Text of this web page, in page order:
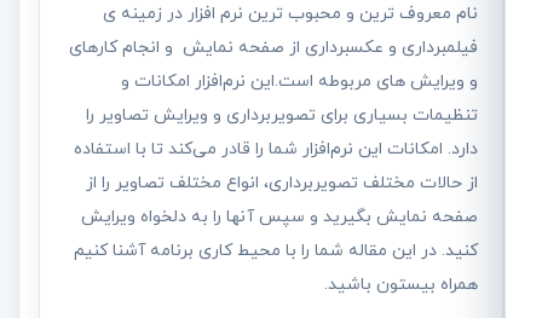
نام معروف ترین و محبوب ترین نرم افزار در زمینه ی
فیلمبرداری و عکسبرداری از صفحه نمایش و انجام كارهای
و ویرایش های مربوطه است.این نرم‌افزار امکانات و
تنظیمات بسیاری برای تصویربرداری و ویرایش تصاویر را
دارد. امکانات این نرم‌افزار شما را قادر می‌کند تا با استفاده
از حالات مختلف تصویربرداری، انواع مختلف تصاویر را از
صفحه نمایش بگیرید و سپس آنها را به دلخواه ویرایش
کنید. در این مقاله شما را با محیط کاری برنامه آشنا کنیم
همراه بیستون باشید.